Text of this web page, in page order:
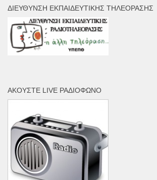
ΔΙΕΎΘΥΝΣΗ ΕΚΠΑΙΔΕΥΤΙΚΉΣ ΤΗΛΕΌΡΑΣΗΣ
ΑΚΟΎΣΤΕ LIVE ΡΑΔΙΌΦΩΝΟ